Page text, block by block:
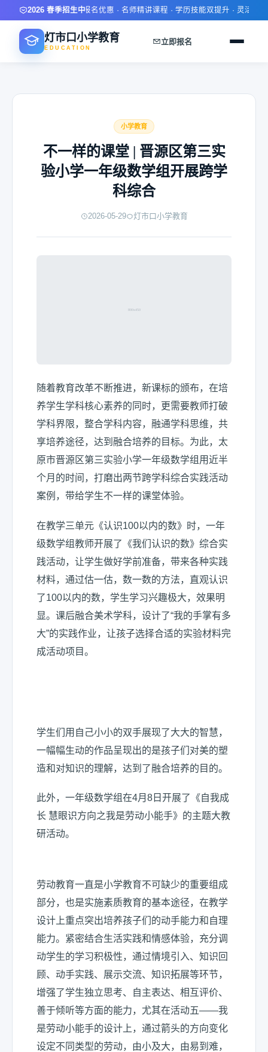
2026 春季招生中限时报名优惠 · 名师精讲课程 · 学历技能双提升 · 灵活学
灯市口小学教育
EDUCATION
立即报名
小学教育
不一样的课堂 | 晋源区第三实
验小学一年级数学组开展跨学
科综合
2026-05-29 灯市口小学教育
随着教育改革不断推进，新课标的颁布，在培
养学生学科核心素养的同时，更需要教师打破
学科界限，整合学科内容，融通学科思维，共
享培养途径，达到融合培养的目标。为此，太
原市晋源区第三实验小学一年级数学组用近半
个月的时间，打磨出两节跨学科综合实践活动
案例，带给学生不一样的课堂体验。
在教学三单元《认识100以内的数》时，一年
级数学组教师开展了《我们认识的数》综合实
践活动，让学生做好学前准备，带来各种实践
材料，通过估一估，数一数的方法，直观认识
了100以内的数，学生学习兴趣极大，效果明
显。课后融合美术学科，设计了“我的手掌有多
大”的实践作业，让孩子选择合适的实验材料完
成活动项目。
学生们用自己小小的双手展现了大大的智慧，
一幅幅生动的作品呈现出的是孩子们对美的塑
造和对知识的理解，达到了融合培养的目的。
此外，一年级数学组在4月8日开展了《自我成
长 慧眼识方向之我是劳动小能手》的主题大教
研活动。
劳动教育一直是小学教育不可缺少的重要组成
部分，也是实施素质教育的基本途径，在教学
设计上重点突出培养孩子们的动手能力和自理
能力。紧密结合生活实践和情感体验，充分调
动学生的学习积极性，通过情境引入、知识回
顾、动手实践、展示交流、知识拓展等环节，
增强了学生独立思考、自主表达、相互评价、
善于倾听等方面的能力，尤其在活动五——我
是劳动小能手的设计上，通过箭头的方向变化
设定不同类型的劳动，由小及大，由易到难，